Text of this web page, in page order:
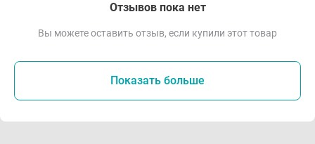
Отзывов пока нет
Вы можете оставить отзыв, если купили этот товар
Показать больше